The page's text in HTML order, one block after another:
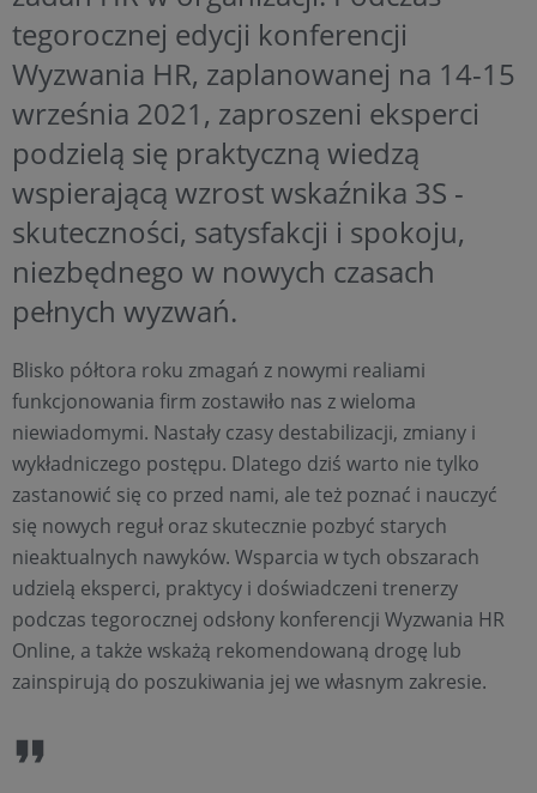
tegorocznej edycji konferencji
Wyzwania HR, zaplanowanej na 14-15
września 2021, zaproszeni eksperci
podzielą się praktyczną wiedzą
wspierającą wzrost wskaźnika 3S -
skuteczności, satysfakcji i spokoju,
niezbędnego w nowych czasach
pełnych wyzwań.
Blisko półtora roku zmagań z nowymi realiami
funkcjonowania firm zostawiło nas z wieloma
niewiadomymi. Nastały czasy destabilizacji, zmiany i
wykładniczego postępu. Dlatego dziś warto nie tylko
zastanowić się co przed nami, ale też poznać i nauczyć
się nowych reguł oraz skutecznie pozbyć starych
nieaktualnych nawyków. Wsparcia w tych obszarach
udzielą eksperci, praktycy i doświadczeni trenerzy
podczas tegorocznej odsłony konferencji Wyzwania HR
Online, a także wskażą rekomendowaną drogę lub
zainspirują do poszukiwania jej we własnym zakresie.